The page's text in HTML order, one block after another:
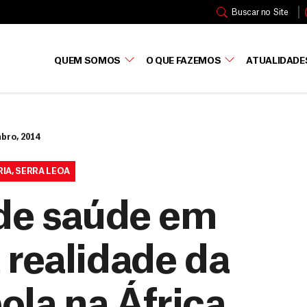
Buscar no Site
QUEM SOMOS O QUE FAZEMOS
2014
, SERRA LEOA
saúde em
da